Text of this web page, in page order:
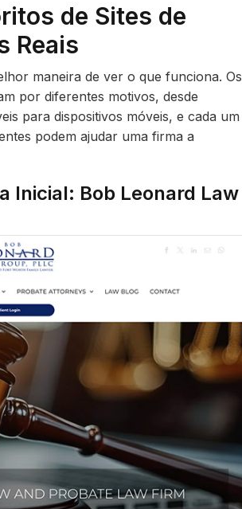
de Sites de
Reais
maneira de ver o que funciona. Os
por diferentes motivos, desde
para dispositivos móveis, e cada um
podem ajudar uma firma a
Inicial: Bob Leonard Law